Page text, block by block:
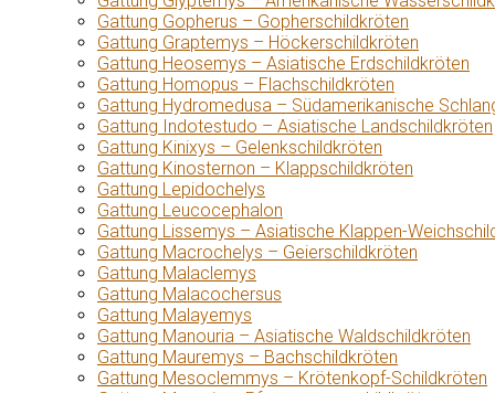
Gattung Gopherus – Gopherschildkröten
Gattung Graptemys – Höckerschildkröten
Gattung Heosemys – Asiatische Erdschildkröten
Gattung Homopus – Flachschildkröten
Gattung Hydromedusa – Südamerikanische
Gattung Indotestudo – Asiatische Landschildkröten
Gattung Kinixys – Gelenkschildkröten
Gattung Kinosternon – Klappschildkröten
Gattung Lepidochelys
Gattung Leucocephalon
Gattung Lissemys – Asiatische Klappen-
Gattung Macrochelys – Geierschildkröten
Gattung Malaclemys
Gattung Malacochersus
Gattung Malayemys
Gattung Manouria – Asiatische Waldschildkröten
Gattung Mauremys – Bachschildkröten
Gattung Mesoclemmys – Krötenkopf-Schildkröten